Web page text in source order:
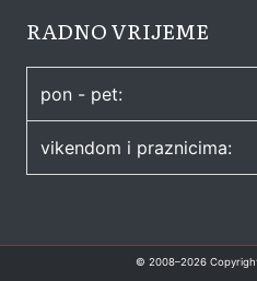
RADNO VRIJEME
pon - pet:
vikendom i praznicima:
© 2008–2026